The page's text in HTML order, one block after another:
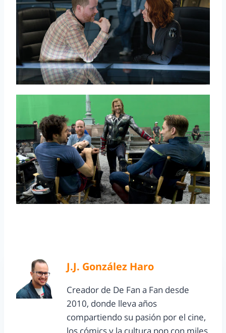
J.J. González Haro
Creador de De Fan a Fan desde
2010, donde lleva años
compartiendo su pasión por el cine,